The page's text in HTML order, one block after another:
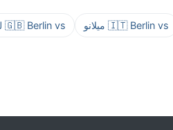
🇮🇹 Berlin vs ميلانو 🇬🇧 Berlin vs لندن